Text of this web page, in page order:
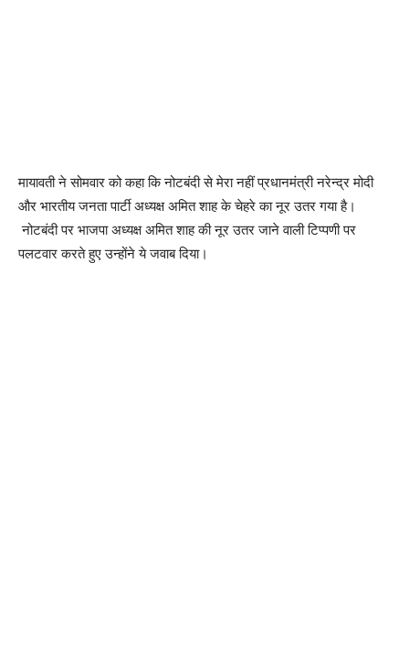
मायावती ने सोमवार को कहा कि नोटबंदी से मेरा नहीं प्रधानमंत्री नरेन्द्र मोदी
और भारतीय जनता पार्टी अध्यक्ष अमित शाह के चेहरे का नूर उतर गया है।
नोटबंदी पर भाजपा अध्यक्ष अमित शाह की नूर उतर जाने वाली टिप्पणी पर
पलटवार करते हुए उन्होंने ये जवाब दिया।